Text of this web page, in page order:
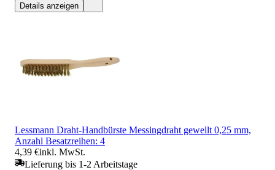
Details anzeigen
Lessmann Draht-Handbürste Messingdraht gewellt 0,25 mm,
Anzahl Besatzreihen: 4
4,39 €inkl. MwSt.
Lieferung bis 1-2 Arbeitstage